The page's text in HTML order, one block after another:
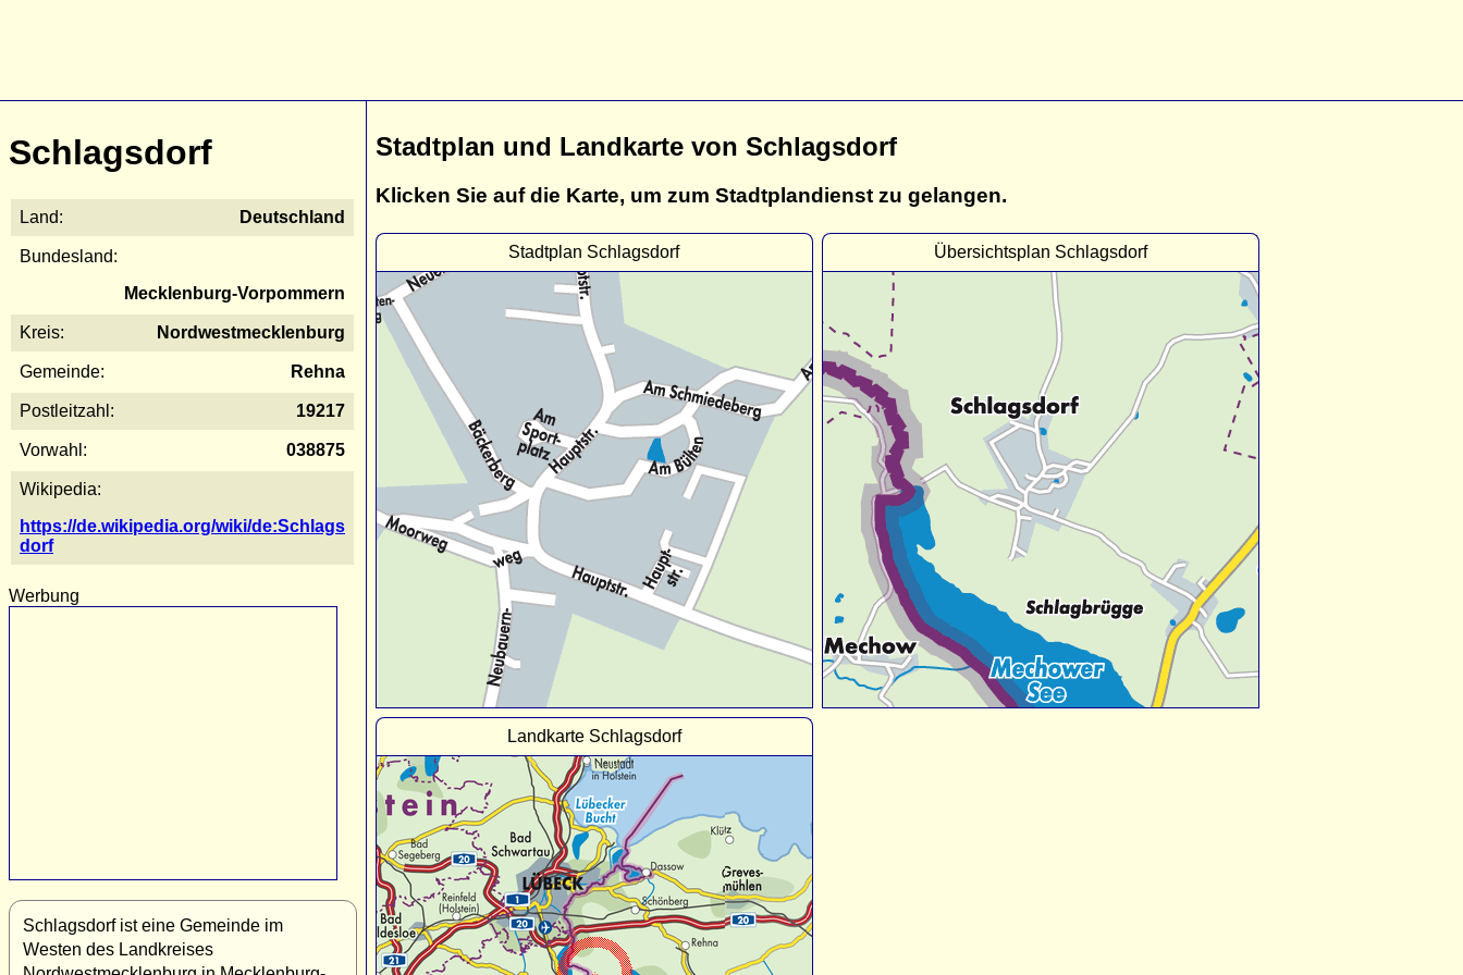
Schlagsdorf
Land: Deutschland
Bundesland:
Mecklenburg-Vorpommern
Kreis: Nordwestmecklenburg
Gemeinde: Rehna
Postleitzahl: 19217
Vorwahl: 038875
Wikipedia:
https://de.wikipedia.org/wiki/de:Schlags
dorf
Werbung
Schlagsdorf ist eine Gemeinde im
Westen des Landkreises
Stadtplan und Landkarte von Schlagsdorf
Klicken Sie auf die Karte, um zum Stadtplandienst zu gelangen.
Stadtplan Schlagsdorf Übersichtsplan Schlagsdorf
Landkarte Schlagsdorf